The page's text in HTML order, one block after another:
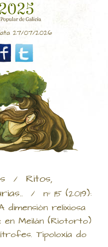
27/07/2026
/ Ritos,
/ nº 15 (2019):
dimensión relixiosa
en Meilán (Riotorto)
Tipoloxía do